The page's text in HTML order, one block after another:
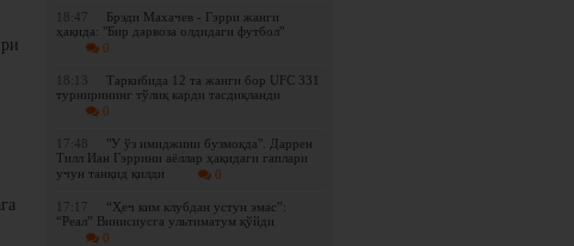
18:47
Брэди Махачев - Гэрри жанги
ҳақида: "Бир дарвоза олдидаги футбол"
0
18:13
Таркибида 12 та жанги бор UFC 331
турнирининг тўлиқ карди тасдиқланди
0
17:48
"У ўз имиджини бузмоқда". Даррен
Тилл Иан Гэррини аёллар ҳақидаги гаплари
учун танқид қилди
0
17:17
“Ҳеч ким клубдан устун эмас”:
“Реал” Винисиусга ультиматум қўйди
0